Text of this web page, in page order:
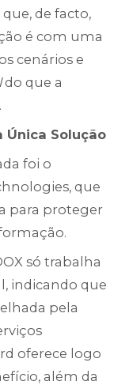
de facto,
é com uma
cenários e
do que a
Única Solução
foi o
que
para proteger
só trabalha
indicando que
pela
oferece logo
além da